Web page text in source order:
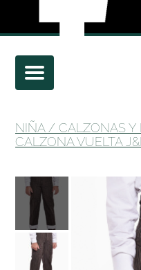
NIÑA /CALZONAS Y
CALZONA VUELTA